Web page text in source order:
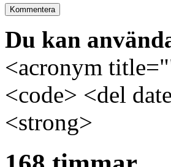
Du kan
<acronym
<code> <del
<strong>